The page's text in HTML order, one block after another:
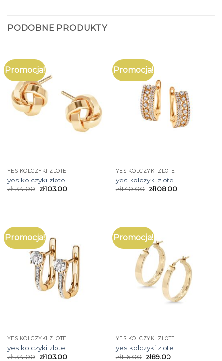
PODOBNE PRODUKTY
Promocja!
YES KOLCZYKI ZLOTE
yes kolczyki zlote
zł134.00 zł103.00
Promocja!
YES KOLCZYKI ZLOTE
yes kolczyki zlote
zł140.00 zł108.00
Promocja!
YES KOLCZYKI ZLOTE
yes kolczyki zlote
zł134.00 zł103.00
Promocja!
YES KOLCZYKI ZLOTE
yes kolczyki zlote
zł116.00 zł89.00